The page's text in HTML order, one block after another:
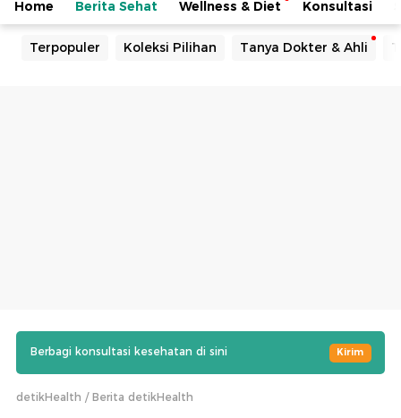
Home Berita Sehat Wellness & Diet Konsultasi
Terpopuler Koleksi Pilihan Tanya Dokter & Ahli
Berbagi konsultasi kesehatan di sini Kirim
detikHealth Berita detikHealth